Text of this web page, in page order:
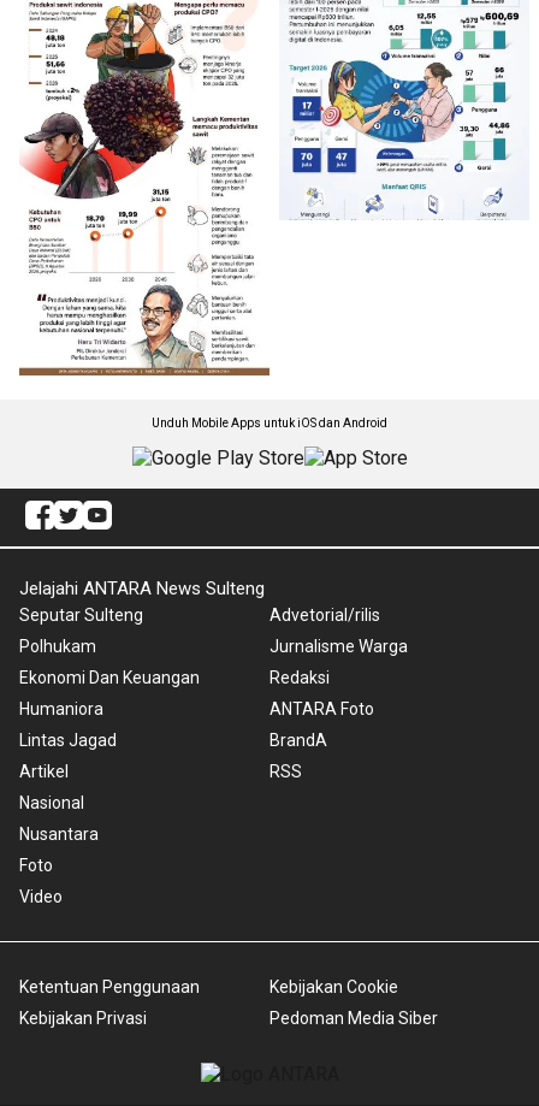
Unduh Mobile Apps untuk iOS dan Android
Jelajahi ANTARA News Sulteng
Seputar Sulteng
Polhukam
Ekonomi Dan Keuangan
Humaniora
Lintas Jagad
Artikel
Nasional
Nusantara
Foto
Video
Advetorial/rilis
Jurnalisme Warga
Redaksi
ANTARA Foto
BrandA
RSS
Ketentuan Penggunaan
Kebijakan Privasi
Kebijakan Cookie
Pedoman Media Siber